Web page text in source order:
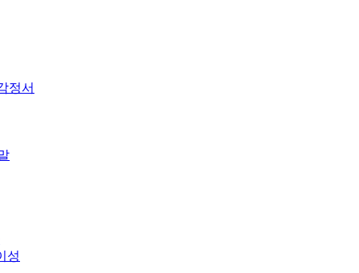
정서
성